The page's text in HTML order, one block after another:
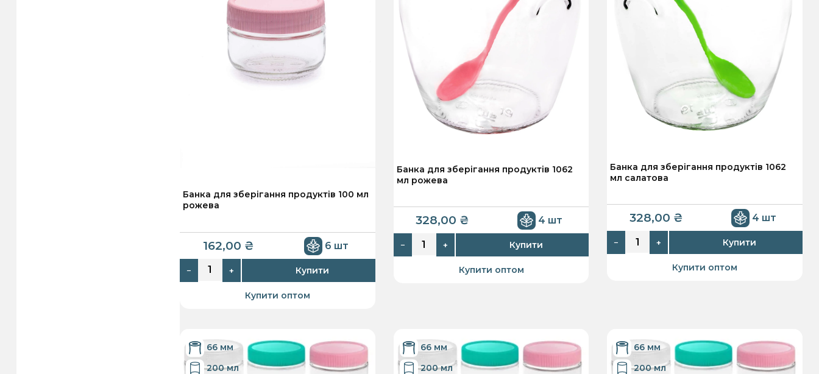
Банка для зберігання продуктів 100 мл
рожева
162,00 ₴ 6 шт
− + Купити
Купити оптом
Банка для зберігання продуктів 1062
мл рожева
328,00 ₴ 4 шт
− + Купити
Купити оптом
Банка для зберігання продуктів 1062
мл салатова
328,00 ₴ 4 шт
− + Купити
Купити оптом
66 мм
200 мл
66 мм
200 мл
66 мм
200 мл